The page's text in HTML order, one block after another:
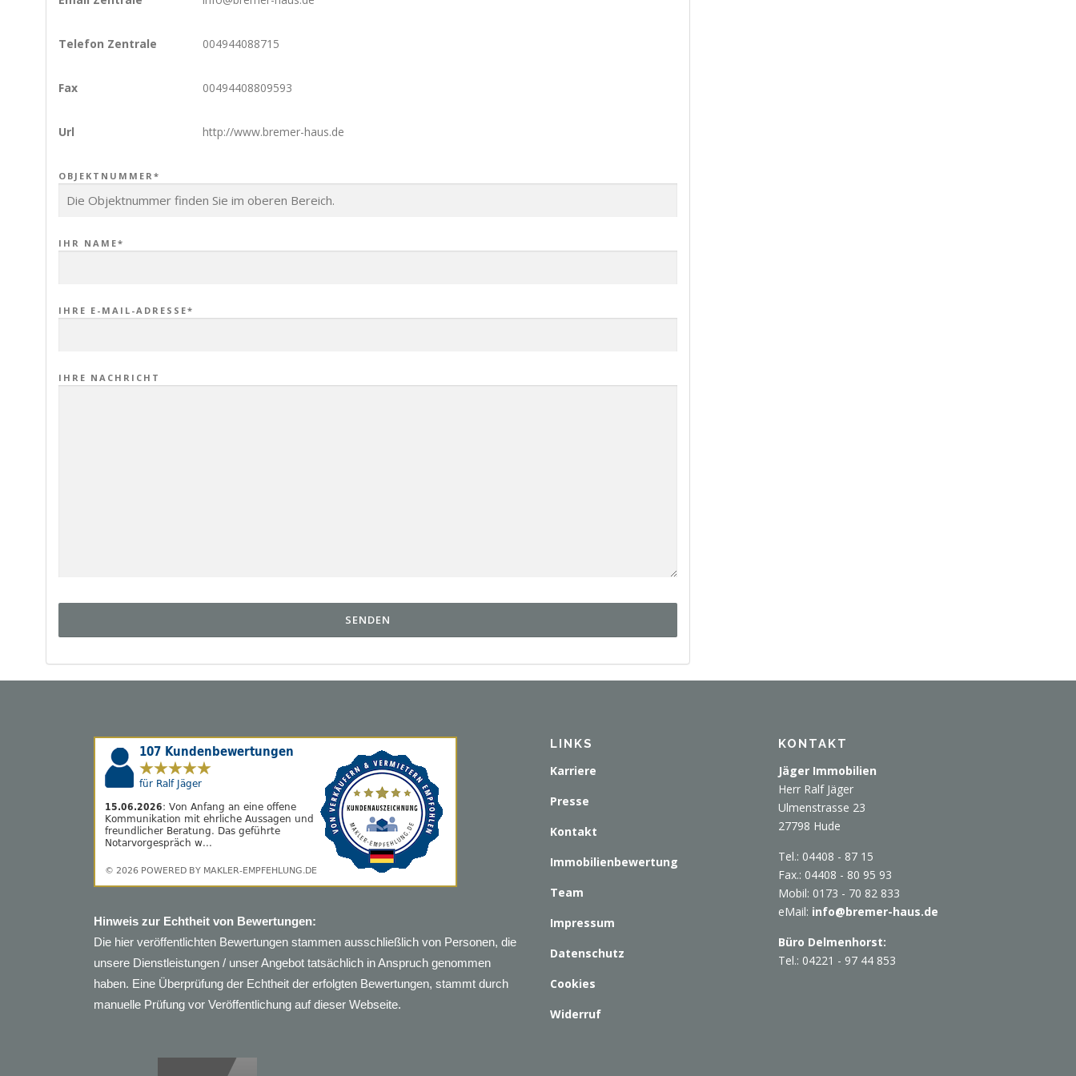
Telefon Zentrale 004944088715
Fax 00494408809593
Url http://www.bremer-haus.de
OBJEKTNUMMER*
IHR NAME*
IHRE E-MAIL-ADRESSE*
IHRE NACHRICHT
Hinweis zur Echtheit von Bewertungen:
Die hier veröffentlichten Bewertungen stammen ausschließlich von Personen, die
unsere Dienstleistungen / unser Angebot tatsächlich in Anspruch genommen
haben. Eine Überprüfung der Echtheit der erfolgten Bewertungen, stammt durch
manuelle Prüfung vor Veröffentlichung auf dieser Webseite.
LINKS
Karriere
Presse
Kontakt
Immobilienbewertung
Team
Impressum
Datenschutz
Cookies
Widerruf
KONTAKT
Jäger Immobilien
Herr Ralf Jäger
Ulmenstrasse 23
27798 Hude
Tel.: 04408 - 87 15
Fax.: 04408 - 80 95 93
Mobil: 0173 - 70 82 833
eMail: info@bremer-haus.de
Büro Delmenhorst:
Tel.: 04221 - 97 44 853